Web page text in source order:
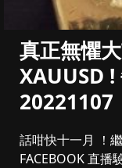
真正無懼
XAUUSD !
20221107
話咁快十一月 ！
FACEBOOK 直播